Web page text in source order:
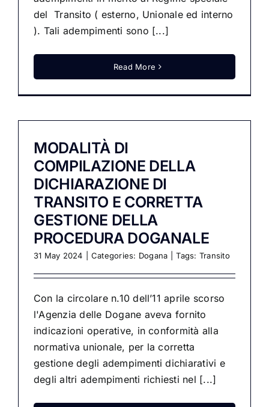
del Transito ( esterno, Unionale ed interno
). Tali adempimenti sono [...]
Read More
MODALITÀ DI
COMPILAZIONE DELLA
DICHIARAZIONE DI
TRANSITO E CORRETTA
GESTIONE DELLA
PROCEDURA DOGANALE
31 May 2024 Categories: Dogana Tags: Transito
Con la circolare n.10 dell’11 aprile scorso
l'Agenzia delle Dogane aveva fornito
indicazioni operative, in conformità alla
normativa unionale, per la corretta
gestione degli adempimenti dichiarativi e
degli altri adempimenti richiesti nel [...]